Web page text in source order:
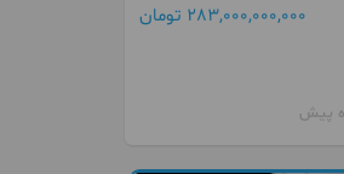
283,000,000,000 تومان